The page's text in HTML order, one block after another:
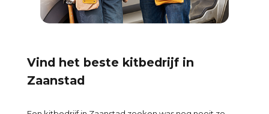
Vind het beste kitbedrijf in
Zaanstad